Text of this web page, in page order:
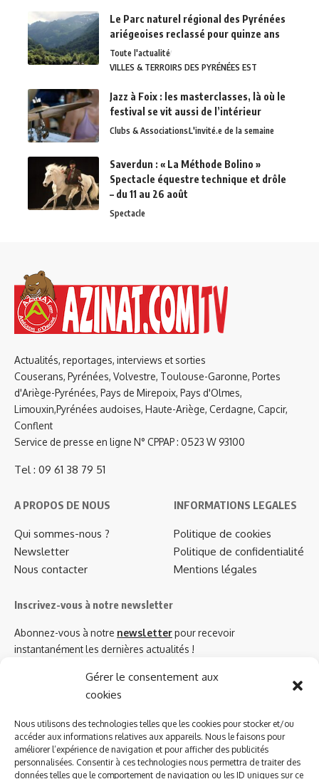
Gérer le consentement aux
cookies
Nous utilisons des technologies telles que les cookies pour stocker et/ou
accéder aux informations relatives aux appareils. Nous le faisons pour
améliorer l’expérience de navigation et pour afficher des publicités
personnalisées. Consentir à ces technologies nous permettra de traiter des
données telles que le comportement de navigation ou les ID uniques sur ce
Le Parc naturel régional des Pyrénées
ariégeoises reclassé pour quinze ans
Toute l'actualité
VILLES & TERROIRS DES PYRÉNÉES EST
Jazz à Foix : les masterclasses, là où le
festival se vit aussi de l’intérieur
Clubs & AssociationsL'invité.e de la semaine
Saverdun : « La Méthode Bolino »
Spectacle équestre technique et drôle
– du 11 au 26 août
Spectacle
Actualités, reportages, interviews et sorties
Couserans, Pyrénées, Volvestre, Toulouse-Garonne, Portes
d'Ariège-Pyrénées, Pays de Mirepoix, Pays d'Olmes,
Limouxin,Pyrénées audoises, Haute-Ariège, Cerdagne, Capcir,
Conflent
Service de presse en ligne N° CPPAP : 0523 W 93100
Tel : 09 61 38 79 51
A PROPOS DE NOUS
Qui sommes-nous ?
Newsletter
Nous contacter
INFORMATIONS LEGALES
Politique de cookies
Politique de confidentialité
Mentions légales
Inscrivez-vous à notre newsletter
Abonnez-vous à notre newsletterpour recevoir
instantanément les dernières actualités !
Azinat.com TV soutient